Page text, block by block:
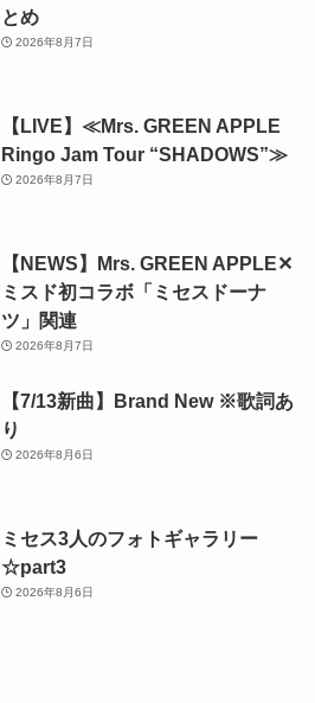
とめ
2026年8月7日
【LIVE】≪Mrs. GREEN APPLE
Ringo Jam Tour “SHADOWS”≫
2026年8月7日
【NEWS】Mrs. GREEN APPLE✕
ミスド初コラボ「ミセスドーナ
ツ」関連
2026年8月7日
【7/13新曲】Brand New ※歌詞あ
り
2026年8月6日
ミセス3人のフォトギャラリー
☆part3
2026年8月6日